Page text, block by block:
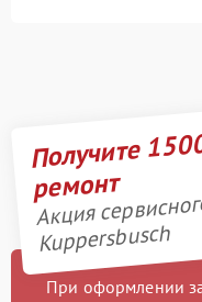
Получите
ремонт
Акция
Kuppersbusch
При оформлении